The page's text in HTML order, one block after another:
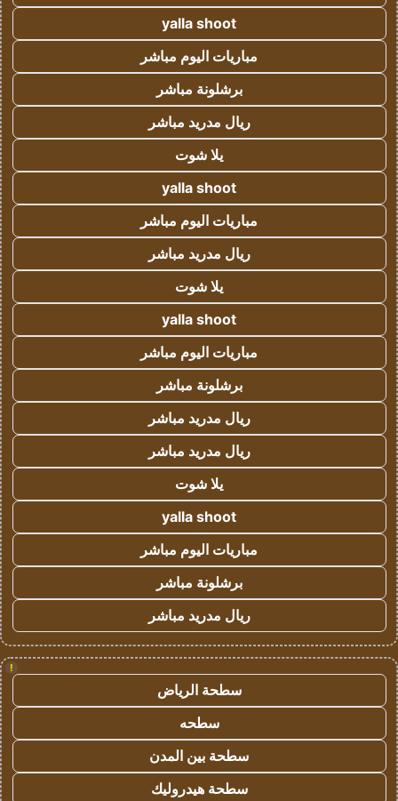
yalla shoot
مباريات اليوم مباشر
برشلونة مباشر
ريال مدريد مباشر
يلا شوت
yalla shoot
مباريات اليوم مباشر
ريال مدريد مباشر
يلا شوت
yalla shoot
مباريات اليوم مباشر
برشلونة مباشر
ريال مدريد مباشر
ريال مدريد مباشر
يلا شوت
yalla shoot
مباريات اليوم مباشر
برشلونة مباشر
ريال مدريد مباشر
!
سطحة الرياض
سطحه
سطحة بين المدن
سطحة هيدروليك